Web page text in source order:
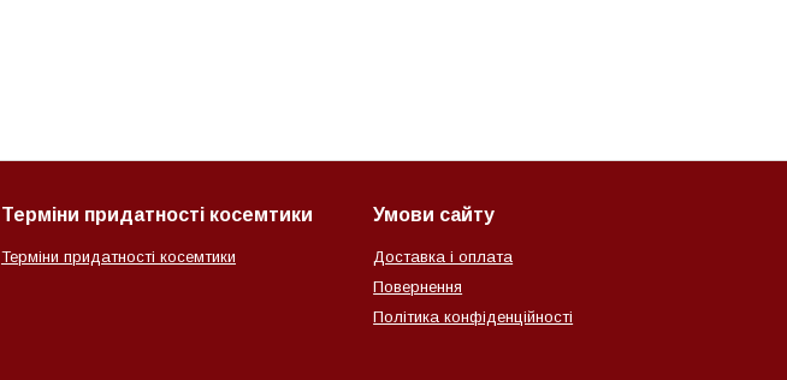
Терміни придатності косемтики
Терміни придатності косемтики
Умови сайту
Доставка і оплата
Повернення
Політика конфіденційності